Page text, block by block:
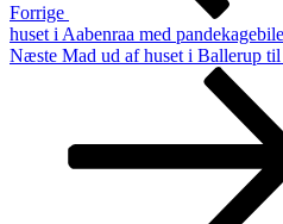
Forrige
huset i Aabenraa med
Næste
Næste Mad ud af huset i Ballerup til